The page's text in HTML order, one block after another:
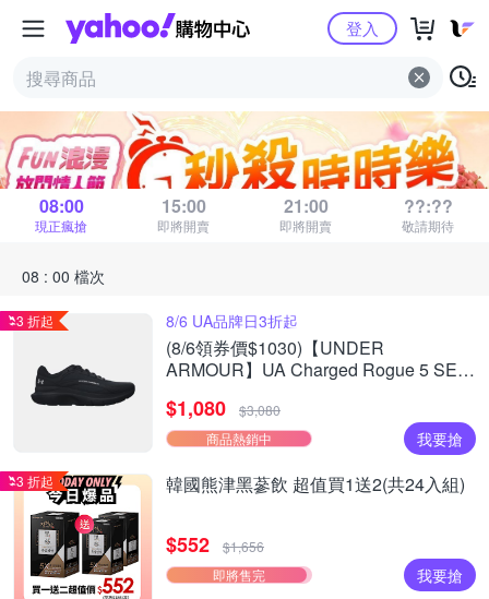
Yahoo購物中心
登入
秒殺時時樂
距 08 : 00 場結束
08:00
現正瘋搶
15:00
即將開賣
21:00
即將開賣
??:??
敬請期待
08 : 00 檔次
3 折起 8/6 UA品牌日3折起
(8/6領券價$1030)【UNDER
ARMOUR】UA Charged Rogue 5 SE
$1,080
$3,080
商品熱銷中
我要搶
3 折起 韓國熊津黑蔘飲 超值買1送2(共24入組)
$552
$1,656
即將售完
我要搶